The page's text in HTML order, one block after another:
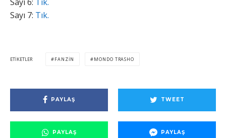
Sayı 7: Tık.
ETIKETLER FANZIN MONDO TRASHO
PAYLAŞ TWEET
PAYLAŞ PAYLAŞ